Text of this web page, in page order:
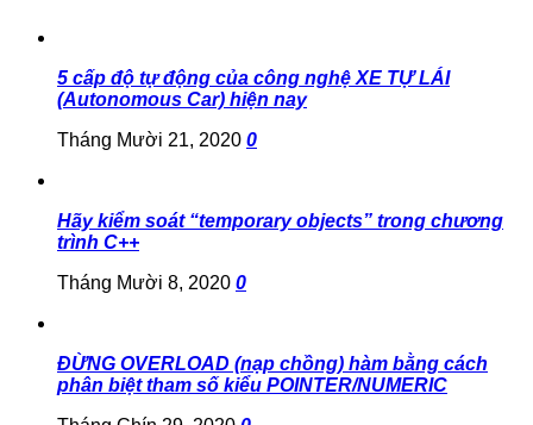
5 cấp độ tự động của công nghệ XE TỰ LÁI
(Autonomous Car) hiện nay
Tháng Mười 21, 2020 0
Hãy kiểm soát “temporary objects” trong chương
trình C++
Tháng Mười 8, 2020 0
ĐỪNG OVERLOAD (nạp chồng) hàm bằng cách
phân biệt tham số kiểu POINTER/NUMERIC